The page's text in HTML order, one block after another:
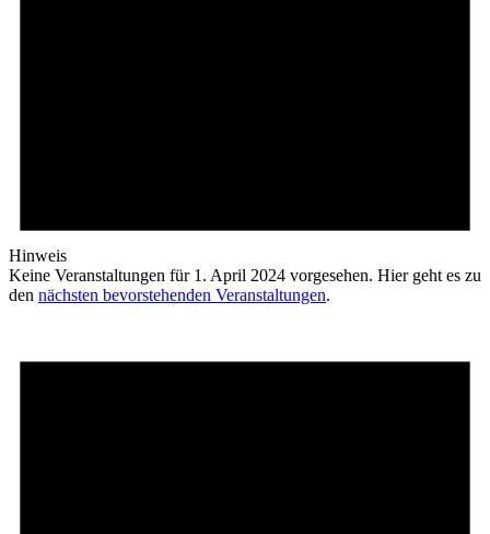
Hinweis
Keine Veranstaltungen für 1. April 2024 vorgesehen. Hier geht es zu
den nächsten bevorstehenden Veranstaltungen.